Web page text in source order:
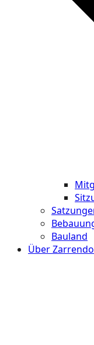
Bauland
Über